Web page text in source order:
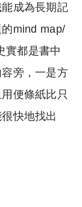
成為長期記
mind map/
實都是書中
旁，一是方
便條紙比只
快地找出